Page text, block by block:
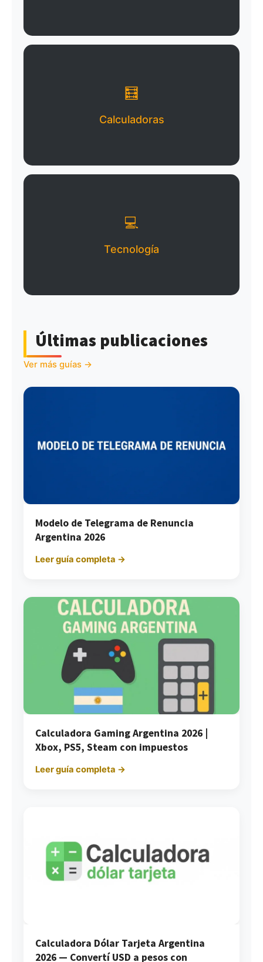
🧮
Calculadoras
💻
Tecnología
Últimas publicaciones
Ver más guías →
Modelo de Telegrama de Renuncia
Argentina 2026
Leer guía completa →
Calculadora Gaming Argentina 2026 |
Xbox, PS5, Steam con impuestos
Leer guía completa →
Calculadora Dólar Tarjeta Argentina
2026 — Convertí USD a pesos con